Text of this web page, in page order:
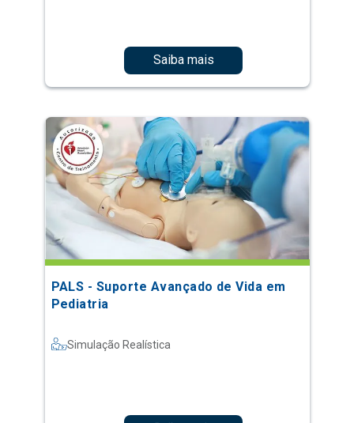
Saiba mais
PALS - Suporte Avançado de Vida em
Pediatria
Simulação Realística